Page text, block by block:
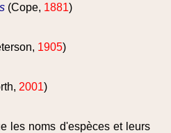
(Cope, 1881)
1905)
2001)
les noms d'espèces et leurs